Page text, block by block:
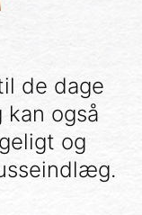
de dage
også
og